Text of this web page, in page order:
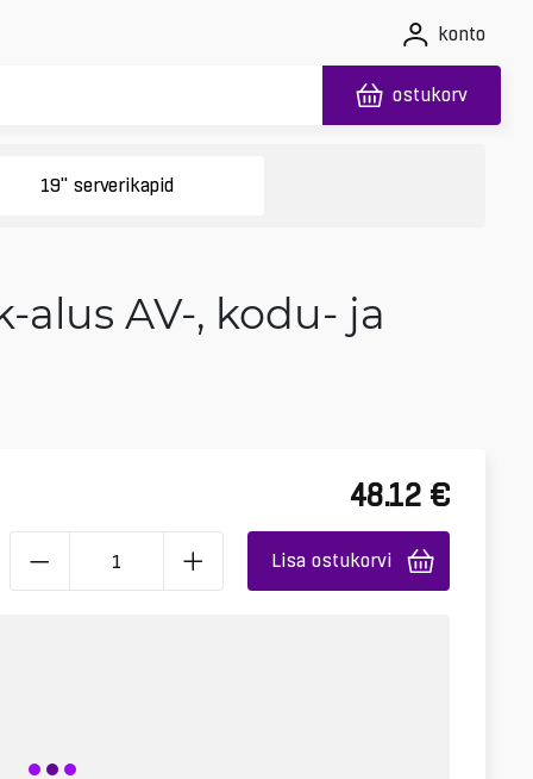
konto
ostukorv
19'' serverikapid
alus AV-, kodu- ja
48.12 €
Lisa ostukorvi